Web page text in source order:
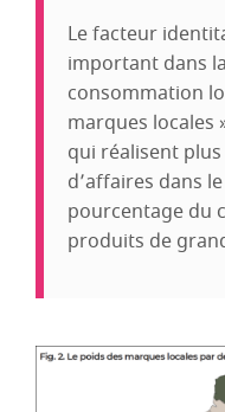
Le facteur
important dans
consommation
marques locales
qui réalisent
d’affaires dans
pourcentage du
produits de